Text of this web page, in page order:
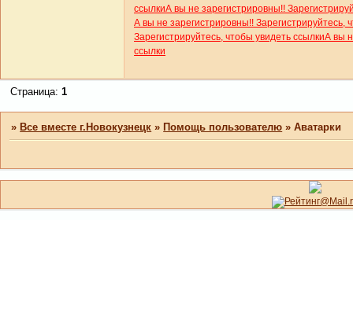
ссылкиА вы не зарегистрировны!!
А вы не зарегистрировны!! Зарегистрируйтесь,
Зарегистрируйтесь, чтобы увидеть ссылкиА вы
ссылки
Страница:1
»Все вместе г.Новокузнецк »Помощь пользователю »Аватарки